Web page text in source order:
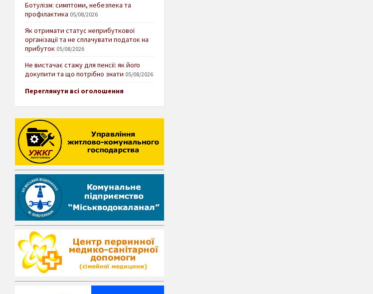
Ботулізм: симптоми, небезпека та
профілактика 05/08/2026
Як отримати статус неприбуткової
організації та не сплачувати податок на
прибуток 05/08/2026
Не вистачає стажу для пенсії: як його
докупити та що потрібно знати 05/08/2026
Переглянути всі оголошення